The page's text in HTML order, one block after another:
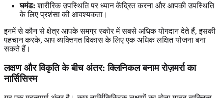
घमंड: शारीरिक उपस्थिति पर ध्यान केंद्रित करना और आपकी उपस्थिति
के लिए प्रशंसा की आवश्यकता।
इनमें से कौन से क्षेत्र आपके समग्र स्कोर में सबसे अधिक योगदान देते हैं, इसकी
पहचान करके, आप व्यक्तिगत विकास के लिए एक अधिक लक्षित योजना बना
सकते हैं।
लक्षण और विकृति के बीच अंतर: क्लिनिकल बनाम रोज़मर्रा का
नार्सिसिस्म